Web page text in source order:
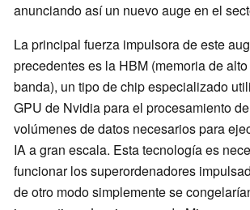
anunciando así un nuevo auge en el
La principal fuerza impulsora de este
precedentes es la HBM (memoria de
banda), un tipo de chip especializado
GPU de Nvidia para el procesamiento
volúmenes de datos necesarios para
IA a gran escala. Esta tecnología es
funcionar los superordenadores
de otro modo simplemente se